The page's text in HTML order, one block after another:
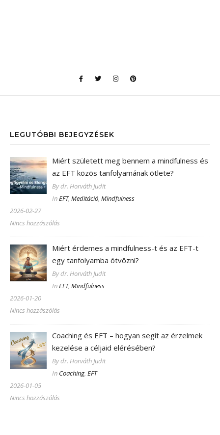
LEGUTÓBBI BEJEGYZÉSEK
Miért született meg bennem a mindfulness és
az EFT közös tanfolyamának ötlete?
By dr. Horváth Judit
InEFT,Meditáció,Mindfulness
2026-02-27
Nincs hozzászólás
Miért érdemes a mindfulness-t és az EFT-t
egy tanfolyamba ötvözni?
By dr. Horváth Judit
InEFT,Mindfulness
2026-01-20
Nincs hozzászólás
Coaching és EFT – hogyan segít az érzelmek
kezelése a céljaid elérésében?
By dr. Horváth Judit
In Coaching,EFT
2026-01-05
Nincs hozzászólás